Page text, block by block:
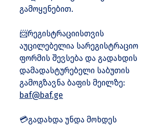
გამოყენებით.
📨რეგისტრაციისთვის
აუცილებელია სარეგისტრაციო
ფორმის შევსება და გადახდის
დამადასტურებელი საბუთის
გამოგზავნა ბაფის მეილზე:
baf@baf.ge
💳გადახდა უნდა მოხდეს